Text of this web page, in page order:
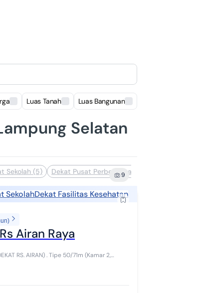
Luas Tanah Luas Bangunan
Selatan
Sekolah (5) Dekat Pusat Perbelanjaan (2)
9
SekolahDekat Fasilitas Kesehatan
Airan Raya
RS. AIRAN) . Tipe 50/71m (Kamar 2,